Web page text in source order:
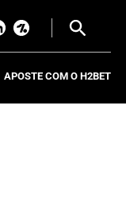
APOSTE COM O H2BET